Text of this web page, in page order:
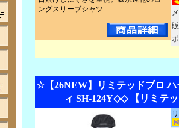
ングスリーブシャツ
☆【26NEW】リミテッドプロ
ィ SH-124Y◇◇ 【リミテ